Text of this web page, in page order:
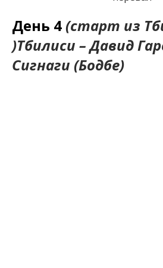
День 4 (старт из
)Тбилиси – Давид
Сигнаги (Бодбе)